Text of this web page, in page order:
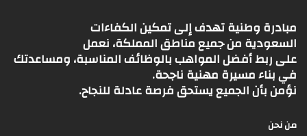
مبادرة وطنية تهدف إلى تمكين الكفاءات
السعودية من جميع مناطق المملكة، نعمل
على ربط أفضل المواهب بالوظائف المناسبة، ومساعدتك
في بناء مسيرة مهنية ناجحة.
نؤمن بأن الجميع يستحق فرصة عادلة للنجاح.
من نحن